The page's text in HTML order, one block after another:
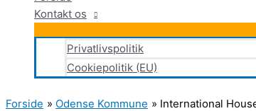
Kontakt os
Privatlivspolitik
Cookiepolitik (EU)
Forside Odense Kommune International